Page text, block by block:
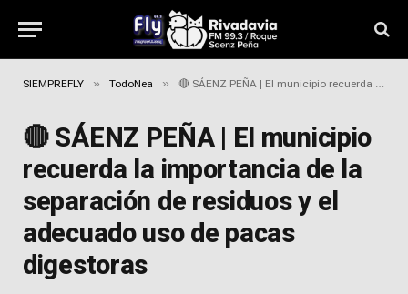
SIEMPREFLY » TodoNea » 🔴 SÁENZ PEÑA | El municipio recuerda la importancia de la separación de residuos y el adecuado uso de pacas digestoras
🔴 SÁENZ PEÑA | El municipio
recuerda la importancia de la
separación de residuos y el
adecuado uso de pacas
digestoras